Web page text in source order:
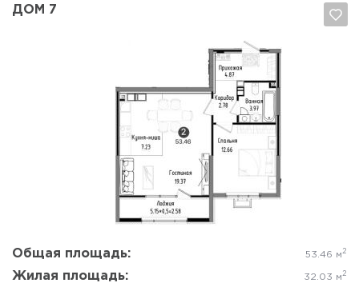
ДОМ 7
Общая площадь: 53.46 м 2
Жилая площадь: 32.03 м 2
Отмена